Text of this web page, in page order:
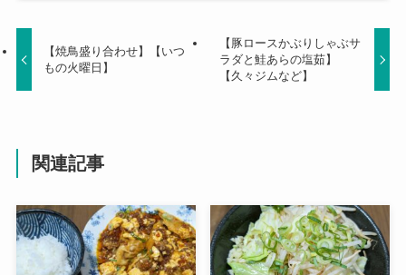
【焼鳥盛り合わせ】【いつ
もの火曜日】
【豚ロースかぶりしゃぶサ
ラダと鮭あらの塩茹】
【久々ジムなど】
関連記事